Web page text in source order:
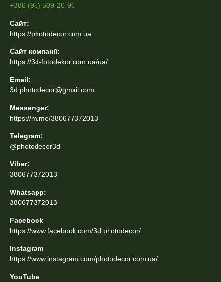
+380 (95) 509-20-96
Сайт:
https://photodecor.com.ua
Сайт компанії:
https://3d-fotodekor.com.ua/ua/
Email:
3d.photodecor@gmail.com
Messenger:
https://m.me/380677372013
Telegram:
@photodecor3d
Viber:
380677372013
Whatsapp:
380677372013
Facebook
https://www.facebook.com/3d.photodecor/
Instagram
https://www.instagram.com/photodecor.com.ua/
YouTube